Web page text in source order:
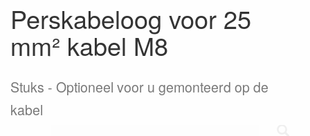
Perskabeloog voor 25
mm² kabel M8
Stuks
Optioneel voor u gemonteerd op de
kabel